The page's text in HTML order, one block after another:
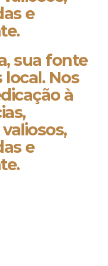
e
sua fonte
Nos
à
e